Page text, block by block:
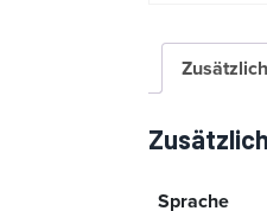
Sprache